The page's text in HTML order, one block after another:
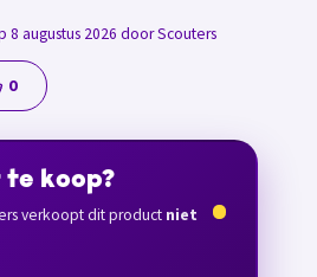
8 augustus 2026 door Scouters
0
te koop?
verkoopt dit product niet